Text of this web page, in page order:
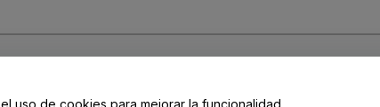
uso de cookies para mejorar la funcionalidad